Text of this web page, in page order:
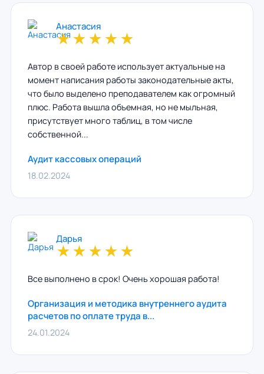
Анастасия
★★★★★
Автор в своей работе использует актуальные на
момент написания работы законодательные акты,
что было выделено преподавателем как огромный
плюс. Работа вышла объемная, но не мыльная,
присутствует много таблиц, в том числе
собственной...
Аудит кассовых операций
18.02.2024
Дарья
★★★★★
Все выполнено в срок! Очень хорошая работа!
Организация и методика внутреннего аудита
расчетов по оплате труда в...
24.01.2024